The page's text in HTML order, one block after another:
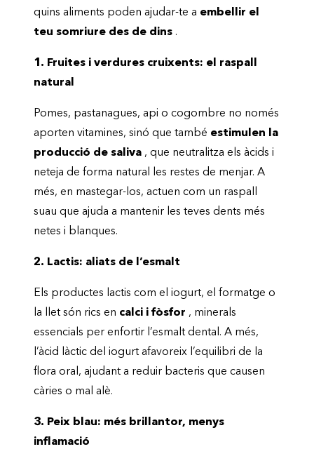
quins aliments poden ajudar-te a embellir el
teu somriure des de dins .
1. Fruites i verdures cruixents: el raspall
natural
Pomes, pastanagues, api o cogombre no només
aporten vitamines, sinó que també estimulen la
producció de saliva , que neutralitza els àcids i
neteja de forma natural les restes de menjar. A
més, en mastegar-los, actuen com un raspall
suau que ajuda a mantenir les teves dents més
netes i blanques.
2. Lactis: aliats de l’esmalt
Els productes lactis com el iogurt, el formatge o
la llet són rics en calci i fòsfor , minerals
essencials per enfortir l’esmalt dental. A més,
l’àcid làctic del iogurt afavoreix l’equilibri de la
flora oral, ajudant a reduir bacteris que causen
càries o mal alè.
3. Peix blau: més brillantor, menys
inflamació